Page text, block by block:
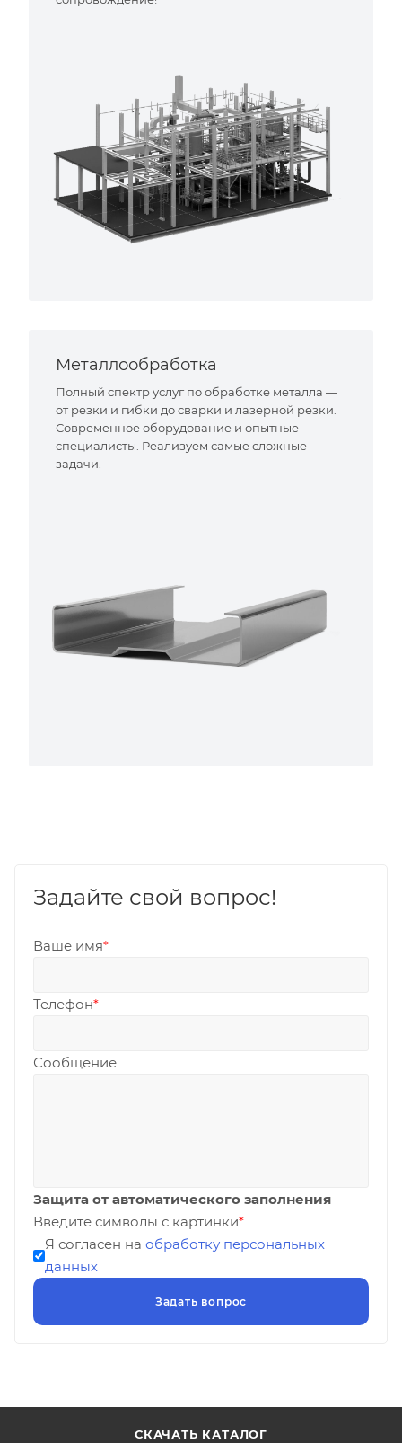
Металлообработка
Полный спектр услуг по обработке металла —
от резки и гибки до сварки и лазерной резки.
Современное оборудование и опытные
специалисты. Реализуем самые сложные
задачи.
Задайте свой вопрос!
Ваше имя*
Телефон*
Сообщение
Защита от автоматического заполнения
Введите символы с картинки*
Я согласен на обработку персональных
данных
СКАЧАТЬ КАТАЛОГ